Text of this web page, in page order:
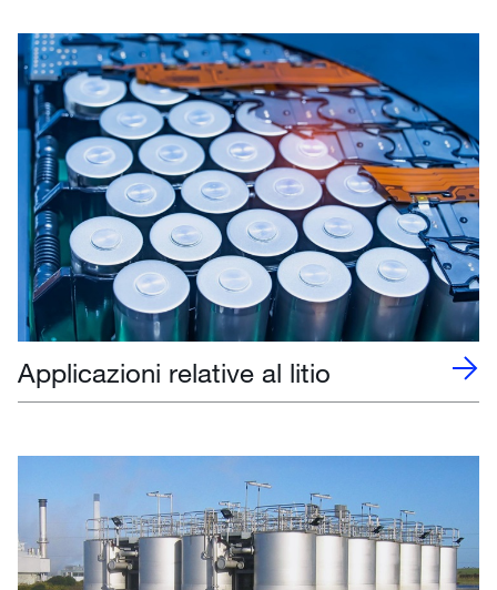
Applicazioni relative al litio